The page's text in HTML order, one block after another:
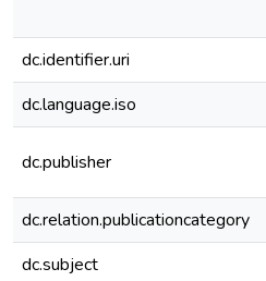
dc.identifier.uri
dc.language.iso
dc.publisher
dc.relation.publicationcategory
dc.subject